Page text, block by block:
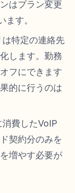
はプラン変更
す。
特定の連絡先
します。勤務
フにできます
的に行うのは
費したVoIP
契約分のみを
増やす必要が